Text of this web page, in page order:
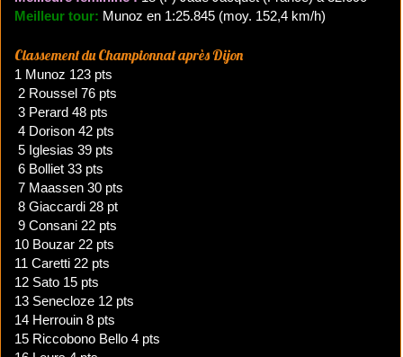
Meilleur tour: Munoz en 1:25.845 (moy. 152,4 km/h)
Classement du Championnat après Dijon
1 Munoz 123 pts
2 Roussel 76 pts
3 Perard 48 pts
4 Dorison 42 pts
5 Iglesias 39 pts
6 Bolliet 33 pts
7 Maassen 30 pts
8 Giaccardi 28 pt
9 Consani 22 pts
10 Bouzar 22 pts
11 Caretti 22 pts
12 Sato 15 pts
13 Senecloze 12 pts
14 Herrouin 8 pts
15 Riccobono Bello 4 pts